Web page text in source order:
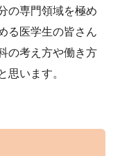
の専門領域を極め
る医学生の皆さん
の考え方や働き方
思います。